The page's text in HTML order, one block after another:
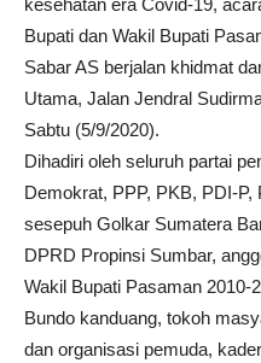
kesehatan era Covid-19,
Bupati dan Wakil Bupati
Sabar AS berjalan khidmat
Utama, Jalan Jendral
Sabtu (5/9/2020).
Dihadiri oleh seluruh partai
Demokrat, PPP, PKB, PDI-
sesepuh Golkar Sumatera
DPRD Propinsi Sumbar,
Wakil Bupati Pasaman 2010-
Bundo kanduang, tokoh
dan organisasi pemuda,